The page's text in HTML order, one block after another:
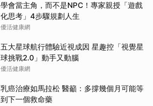
學會當主角，而不是NPC！專家親授「遊戲
化思考」4步驟規劃人生
優活健康網
五大星球航行體驗近視成因 星趣控「視覺星
球挑戰2.0」動手又動腦
優活健康網
乳癌治療如馬拉松 醫籲：多撐幾個月可能等
到下一個救命藥